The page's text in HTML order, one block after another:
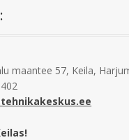
maantee 57, Keila,